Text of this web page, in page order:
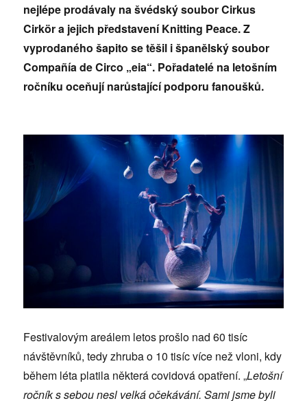
nejlépe prodávaly na švédský soubor Cirkus
Cirkör a jejich představení Knitting Peace. Z
vyprodaného šapito se těšil i španělský soubor
Compañía de Circo „eia“. Pořadatelé na letošním
ročníku oceňují narůstající podporu fanoušků.
Festivalovým areálem letos prošlo nad 60 tisíc
návštěvníků, tedy zhruba o 10 tisíc více než vloni, kdy
během léta platila některá covidová opatření. „Letošní
ročník s sebou nesl velká očekávání. Sami jsme byli